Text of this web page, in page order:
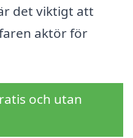
det viktigt att
aktör för
och utan